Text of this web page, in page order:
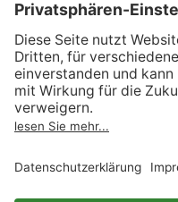
AGB
Informationen nach Data
Act
Verträge hier kündigen
Impressum